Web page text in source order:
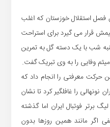
فصل استقلال خوزستان که اغلب
قرار می گیرد برای استراحت
شب با یک دسته گل به تمرین
وفایی را به وی تبریک گفت.
حالی این حرکت معرفتی را انجام داد که
را غافلگیر کرد تا نشان
برتر فوتبال ایران اما گذشته
اگر مانند همین روزها بدون